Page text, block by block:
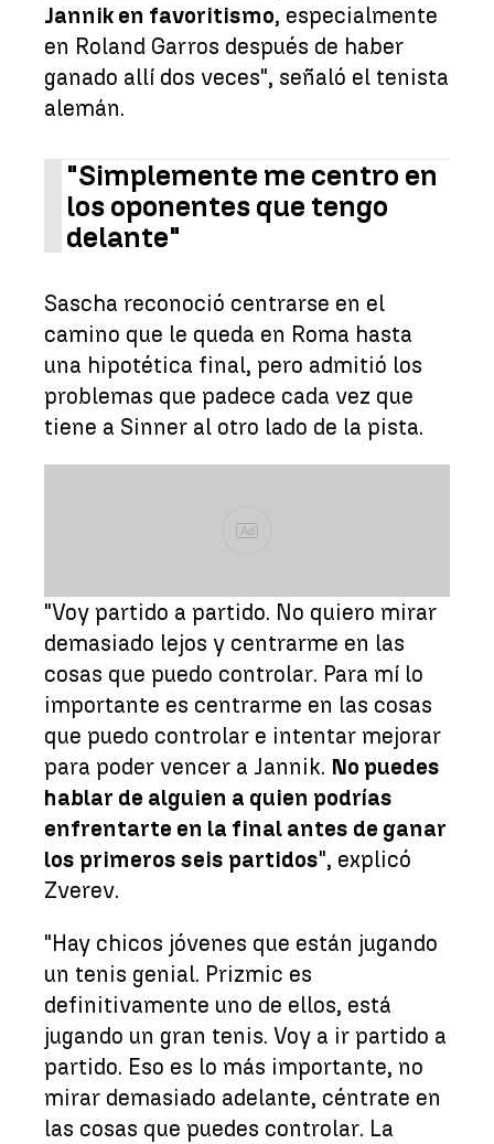
Jannik en favoritismo, especialmente
en Roland Garros después de haber
ganado allí dos veces", señaló el tenista
alemán.
"Simplemente me centro en
los oponentes que tengo
delante"
Sascha reconoció centrarse en el
camino que le queda en Roma hasta
una hipotética final, pero admitió los
problemas que padece cada vez que
tiene a Sinner al otro lado de la pista.
Ad
"Voy partido a partido. No quiero mirar
demasiado lejos y centrarme en las
cosas que puedo controlar. Para mí lo
importante es centrarme en las cosas
que puedo controlar e intentar mejorar
para poder vencer a Jannik. No puedes
hablar de alguien a quien podrías
enfrentarte en la final antes de ganar
los primeros seis partidos", explicó
Zverev.
"Hay chicos jóvenes que están jugando
un tenis genial. Prizmic es
definitivamente uno de ellos, está
jugando un gran tenis. Voy a ir partido a
partido. Eso es lo más importante, no
mirar demasiado adelante, céntrate en
las cosas que puedes controlar. La